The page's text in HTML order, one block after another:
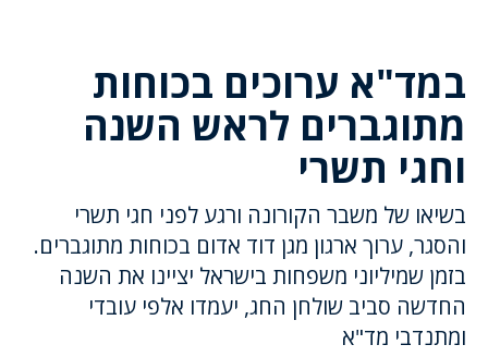
במד"א ערוכים בכוחות
מתוגברים לראש השנה
וחגי תשרי
בשיאו של משבר הקורונה ורגע לפני חגי תשרי
והסגר, ערוך ארגון מגן דוד אדום בכוחות מתוגברים.
בזמן שמיליוני משפחות בישראל יציינו את השנה
החדשה סביב שולחן החג, יעמדו אלפי עובדי
ומתנדבי מד"א